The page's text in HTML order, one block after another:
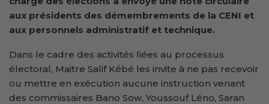
aux présidents des démembrements de la CENI et
aux personnels administratif et technique.
Dans le cadre des activités liées au processus
électoral, Maitre Salif Kébé les invite à ne pas recevoir
ou mettre en exécution aucune instruction venant
des commissaires Bano Sow, Youssouf Léno, Saran